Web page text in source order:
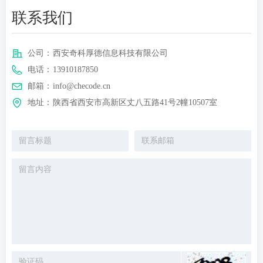
联系我们
公司： 西安奇科厚德信息科技有限公司
电话： 13910187850
邮箱： info@checode.cn
地址： 陕西省西安市高新区丈八五路41号2幢10507室